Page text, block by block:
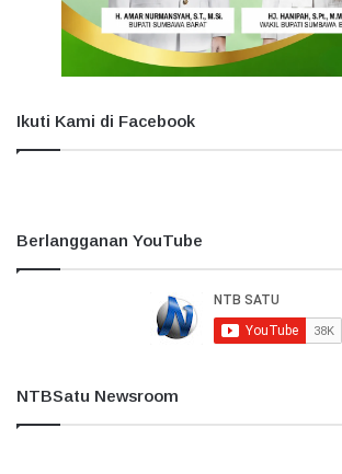
Ikuti Kami di Facebook
Berlangganan YouTube
NTBSatu Newsroom